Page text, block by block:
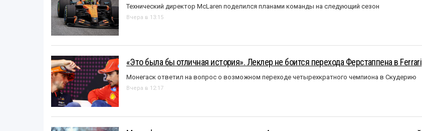
Технический директор McLaren поделился планами команды на следующий сезон
Вчера в 13:15
«Это была бы отличная история». Леклер не боится перехода Ферстаппена в Ferrari
Монегаск ответил на вопрос о возможном переходе четырехкратного чемпиона в Скудерию
Вчера в 12:17